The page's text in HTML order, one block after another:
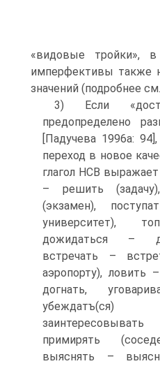
«видовые тройки»,
имперфективы так­же
значений (подробнее
3) Если
предопределено
[Падучева 1996а:
переход в новое
глагол НСВ
– ре­шить
(экзамен),
университет),
дожидаться –
встречать –
аэропорту), ловить
догнать,
убеждатъ(ся)
примирять
выяснять –